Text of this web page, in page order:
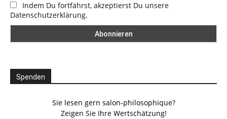
Indem Du fortfährst, akzeptierst Du unsere
Datenschutzerklärung.
Spenden
Sie lesen gern salon-philosophique?
Zeigen Sie Ihre Wertschätzung!